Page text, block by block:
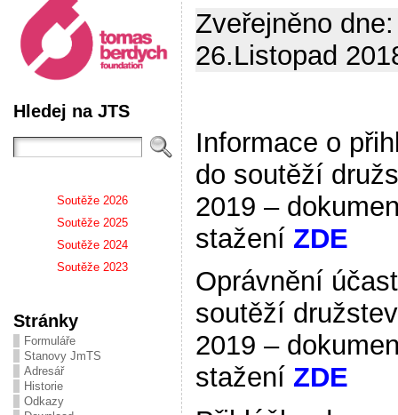
Hledej na JTS
Soutěže 2026
Soutěže 2025
Soutěže 2024
Soutěže 2023
Stránky
Formuláře
Stanovy JmTS
Adresář
Historie
Odkazy
Zveřejněno dne:
26.Listopad
Informace o
do soutěží
2019 –
stažení ZDE
Oprávnění
soutěží
2019 –
stažení ZDE